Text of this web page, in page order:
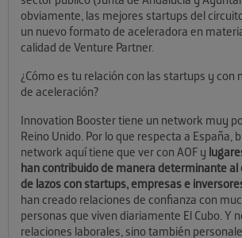
obviamente, las mejores startups del
un nuevo formato de aceleradora en
calidad de Venture Partner.
¿Cómo es tu relación con las startups y con
de aceleración?
Innovation Booster tiene un network muy
Reino Unido. Por lo que respecta a España,
network aquí tiene que ver con AOF y
han contribuido de manera determinante
de lazos con startups, empresas e
han creado relaciones de confianza con
personas que viven diariamente El Cubo. Y
relaciones laborales, sino también